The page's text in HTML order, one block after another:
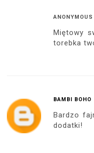
ANONYMOUS
Miętowy
torebka
BAMBI BOHO
Bardzo
dodatki!